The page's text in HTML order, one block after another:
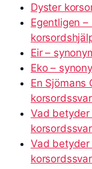
Dyster
Egentligen
Eir –
Eko –
En Sjömans
korsordssvar
Vad betyder
korsordssvar
Vad betyder
korsordssvar